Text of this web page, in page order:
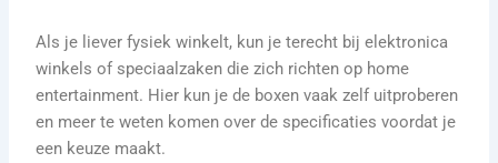
Als je liever fysiek winkelt, kun je terecht bij elektronica
winkels of speciaalzaken die zich richten op home
entertainment. Hier kun je de boxen vaak zelf uitproberen
en meer te weten komen over de specificaties voordat je
een keuze maakt.